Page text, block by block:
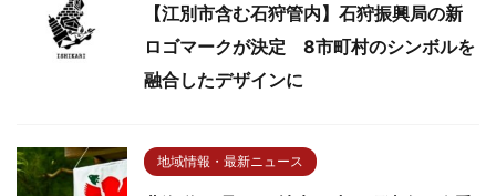
【江別市含む石狩管内】石狩振興局の新
ロゴマークが決定 8市町村のシンボルを
融合したデザインに
地域情報・最新ニュース